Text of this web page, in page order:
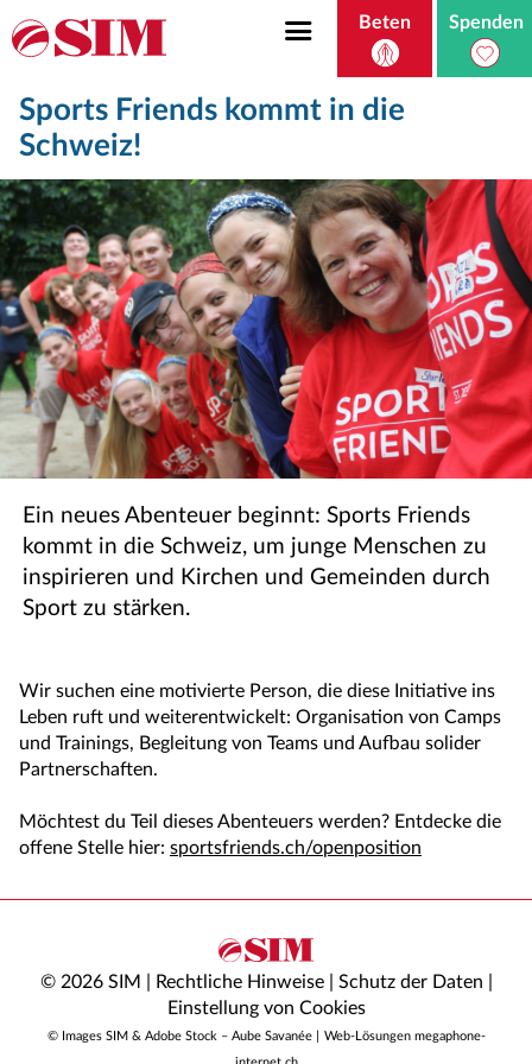
Beten Spenden
Sports Friends kommt in die
Schweiz!
Ein neues Abenteuer beginnt: Sports Friends
kommt in die Schweiz, um junge Menschen zu
inspirieren und Kirchen und Gemeinden durch
Sport zu stärken.
Wir suchen eine motivierte Person, die diese Initiative ins
Leben ruft und weiterentwickelt: Organisation von Camps
und Trainings, Begleitung von Teams und Aufbau solider
Partnerschaften.
Möchtest du Teil dieses Abenteuers werden? Entdecke die
offene Stelle hier: sportsfriends.ch/openposition
© 2026 SIM | Rechtliche Hinweise| Schutz der Daten
Einstellung von Cookies
© Images SIM & Adobe Stock – Aube Savanée |
Web-Lösungen megaphone-